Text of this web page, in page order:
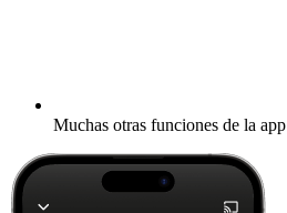
Muchas otras funciones de la app